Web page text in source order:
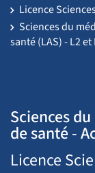
Licence
Sciences du
santé (LAS) - L2 et
Sciences
de santé -
Licence